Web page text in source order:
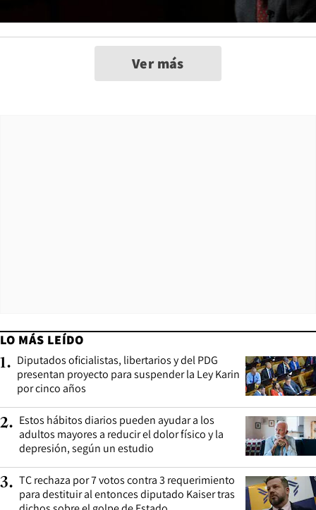
Ver más
LO MÁS LEÍDO
1. Diputados oficialistas, libertarios y del PDG
presentan proyecto para suspender la Ley Karin
por cinco años
2. Estos hábitos diarios pueden ayudar a los
adultos mayores a reducir el dolor físico y la
depresión, según un estudio
3. TC rechaza por 7 votos contra 3 requerimiento
para destituir al entonces diputado Kaiser tras